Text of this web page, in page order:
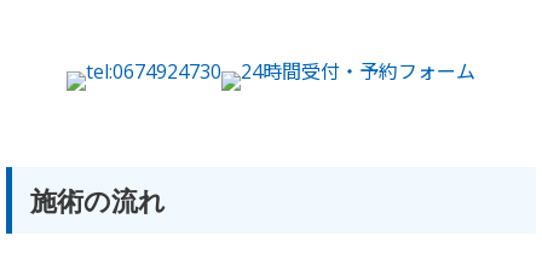
施術の流れ